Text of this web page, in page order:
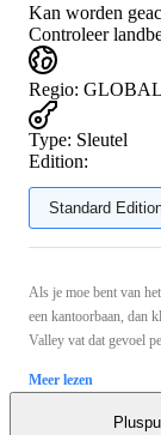
Kan worden
Controleer
Regio: GLOBAL
Type: Sleutel
Edition:
Standard
Als je moe bent van
een kantoorbaan, dan
Valley vat dat gevoel
Meer lezen